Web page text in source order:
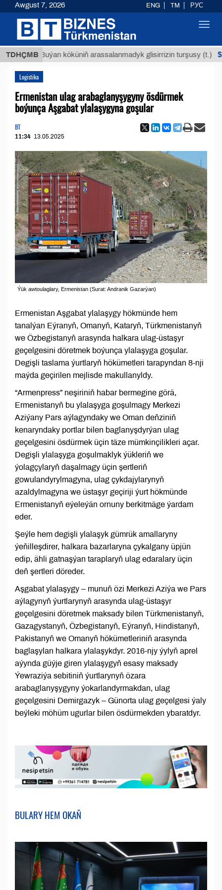
TDHÇMB
Buýan köküniň arassalanmadyk glisirrizin turşusy (t.)
Logistika
Ermenistan ulag arabaglanyşygyny ösdürmek
boýunça Aşgabat ylalaşygyna goşular
BT
11:34 13.05.2025
Ýük awtoulaglary, Ermenistan (Surat: Andranik Gazarýan)
Ermenistan Aşgabat ylalaşygy hökmünde hem
tanalýan Eýranyň, Omanyň, Kataryň, Türkmenistanyň
we Özbegistanyň arasynda halkara ulag-üstaşyr
geçelgesini döretmek boýunça ylalaşyga goşular.
Degişli taslama ýurtlaryň hökümetleri tarapyndan 8-nji
maýda geçirilen mejlisde makullanyldy.
“Armenpress” neşiriniň habar bermegine görä,
Ermenistanyň bu ylalaşyga goşulmagy Merkezi
Aziýany Pars aýlagyndaky we Oman deňziniň
kenaryndaky portlar bilen baglanyşdyrýan ulag
geçelgesini ösdürmek üçin täze mümkinçilikleri açar.
Degişli ylalaşyga goşulmaklyk ýükleriň we
ýolagçylaryň daşalmagy üçin şertleriň
gowulandyrylmagyna, ulag çykdajylarynyň
azaldylmagyna we üstaşyr geçiriji ýurt hökmünde
Ermenistanyň eýeleýän ornuny berkitmäge ýardam
eder.
Şeýle hem degişli ylalaşyk gümrük amallaryny
ýeňilleşdirer, halkara bazarlaryna çykalgany üpjün
edip, ähli gatnaşýan taraplaryň ulag edaralary üçin
deň şertleri döreder.
Aşgabat ylalaşygy – munuň özi Merkezi Aziýa we Pars
aýlagynyň ýurtlarynyň arasynda ulag-üstaşyr
geçelgesini döretmek maksady bilen Türkmenistanyň,
Gazagystanyň, Özbegistanyň, Eýranyň, Hindistanyň,
Pakistanyň we Omanyň hökümetleriniň arasynda
baglaşylan halkara ylalaşykdyr. 2016-njy ýylyň aprel
aýynda güýje giren ylalaşygyň esasy maksady
Ýewraziýa sebitiniň ýurtlarynyň özara
arabaglanyşygyny ýokarlandyrmakdan, ulag
geçelgesini Demirgazyk – Günorta ulag geçelgesi ýaly
beýleki möhüm ugurlar bilen ösdürmekden ybaratdyr.
BULARY HEM OKAŇ
Awgust 7, 2026 ENG TM РУС